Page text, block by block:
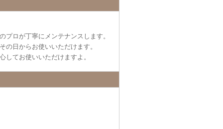
ロが丁寧にメンテナンスします。
の日からお使いいただけます。
してお使いいただけますよ。